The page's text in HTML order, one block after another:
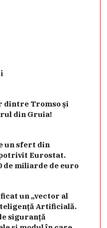
dintre Tromso și
din Gruia!
un sfert din
Eurostat.
de miliarde de euro
un „vector al
Artificială.
siguranță